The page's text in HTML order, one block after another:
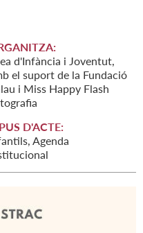
d'Infància i Joventut,
el suport de la Fundació
i Miss Happy Flash
D'ACTE:
Agenda